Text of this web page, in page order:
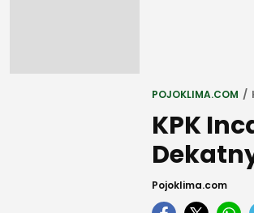
POJOKLIMA.COM
KPK
Pojoklima.com